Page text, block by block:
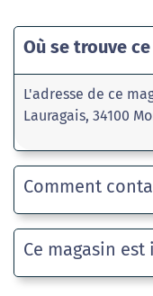
Où se trouve
L'adresse de ce
Lauragais, 34100
Comment
Ce magasin